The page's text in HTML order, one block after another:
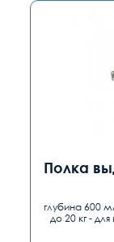
Полка
глубина 600
до 20 кг -